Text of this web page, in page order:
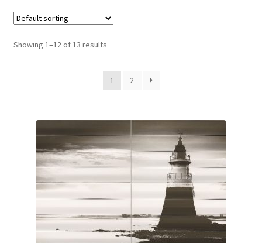
Politică de confidențialitate
Politica de cookie
Termeni si conditii
Showing 1–12 of 13 results
1 2